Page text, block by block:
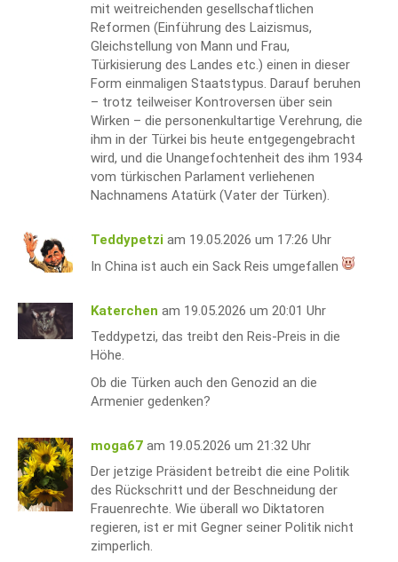
mit weitreichenden gesellschaftlichen
Reformen (Einführung des Laizismus,
Gleichstellung von Mann und Frau,
Türkisierung des Landes etc.) einen in dieser
Form einmaligen Staatstypus. Darauf beruhen
– trotz teilweiser Kontroversen über sein
Wirken – die personenkultartige Verehrung, die
ihm in der Türkei bis heute entgegengebracht
wird, und die Unangefochtenheit des ihm 1934
vom türkischen Parlament verliehenen
Nachnamens Atatürk (Vater der Türken).
Teddypetzi am 19.05.2026 um 17:26 Uhr
In China ist auch ein Sack Reis umgefallen
Katerchen am 19.05.2026 um 20:01 Uhr
Teddypetzi, das treibt den Reis-Preis in die
Höhe.
Ob die Türken auch den Genozid an die
Armenier gedenken?
moga67 am 19.05.2026 um 21:32 Uhr
Der jetzige Präsident betreibt die eine Politik
des Rückschritt und der Beschneidung der
Frauenrechte. Wie überall wo Diktatoren
regieren, ist er mit Gegner seiner Politik nicht
zimperlich.